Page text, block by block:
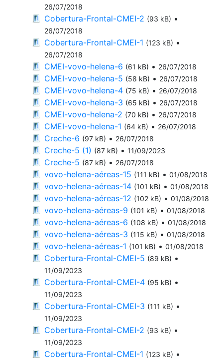
26/07/2018
Cobertura-Frontal-CMEI-2 (93 kB) •
26/07/2018
Cobertura-Frontal-CMEI-1 (123 kB) •
26/07/2018
CMEI-vovo-helena-6 (61 kB) • 26/07/2018
CMEI-vovo-helena-5 (58 kB) • 26/07/2018
CMEI-vovo-helena-4 (75 kB) • 26/07/2018
CMEI-vovo-helena-3 (65 kB) • 26/07/2018
CMEI-vovo-helena-2 (70 kB) • 26/07/2018
CMEI-vovo-helena-1 (64 kB) • 26/07/2018
Creche-6 (97 kB) • 26/07/2018
Creche-5 (1) (87 kB) • 11/09/2023
Creche-5 (87 kB) • 26/07/2018
vovo-helena-aéreas-15 (111 kB) • 01/08/2018
vovo-helena-aéreas-14 (101 kB) • 01/08/2018
vovo-helena-aéreas-12 (102 kB) • 01/08/2018
vovo-helena-aéreas-9 (101 kB) • 01/08/2018
vovo-helena-aéreas-6 (108 kB) • 01/08/2018
vovo-helena-aéreas-3 (115 kB) • 01/08/2018
vovo-helena-aéreas-1 (101 kB) • 01/08/2018
Cobertura-Frontal-CMEI-5 (89 kB) •
11/09/2023
Cobertura-Frontal-CMEI-4 (95 kB) •
11/09/2023
Cobertura-Frontal-CMEI-3 (111 kB) •
11/09/2023
Cobertura-Frontal-CMEI-2 (93 kB) •
11/09/2023
Cobertura-Frontal-CMEI-1 (123 kB) •